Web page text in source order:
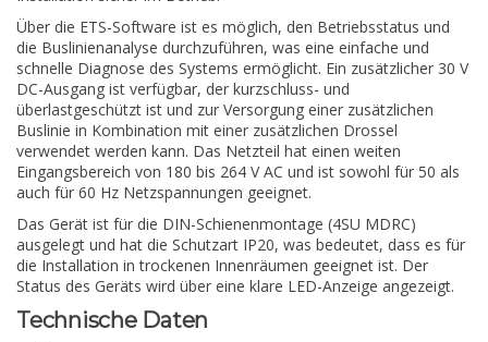
Über die ETS-Software ist es möglich, den Betriebsstatus und
die Buslinienanalyse durchzuführen, was eine einfache und
schnelle Diagnose des Systems ermöglicht. Ein zusätzlicher 30 V
DC-Ausgang ist verfügbar, der kurzschluss- und
überlastgeschützt ist und zur Versorgung einer zusätzlichen
Buslinie in Kombination mit einer zusätzlichen Drossel
verwendet werden kann. Das Netzteil hat einen weiten
Eingangsbereich von 180 bis 264 V AC und ist sowohl für 50 als
auch für 60 Hz Netzspannungen geeignet.
Das Gerät ist für die DIN-Schienenmontage (4SU MDRC)
ausgelegt und hat die Schutzart IP20, was bedeutet, dass es für
die Installation in trockenen Innenräumen geeignet ist. Der
Status des Geräts wird über eine klare LED-Anzeige angezeigt.
Technische Daten